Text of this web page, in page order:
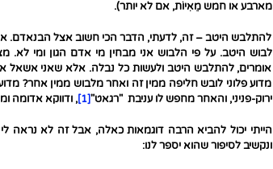
מארבע או חמש מֵאִיוֹת, אם לא יותר).
להתלבש היטב – זה, לדעתי, הדבר הכי חשוב אצל הבנאדם.
לבוש היטב. על פי הלבוש אני מבחין מי אדם הגון ומי
אומרים, להתלבש היטב ולעשות כל נבלה. אלא שאני אשאל
מדוע פלוני לובש חליפה ממין זה ואחר מלבוש ממין אחר?
ירוק-פניני, והאחר מחפש לו עניבת "רגאט"[1] , ודווקא אדומה
הייתי יכול להביא הרבה דוגמאות כאלה, אבל זה לא
ונקשיב לסיפור שהוא יספר לנו: